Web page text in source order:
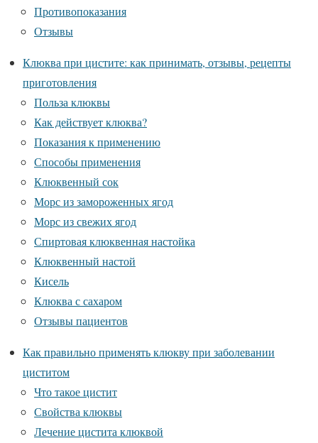
Противопоказания
Отзывы
Клюква при цистите: как принимать, отзывы, рецепты
приготовления
Польза клюквы
Как действует клюква?
Показания к применению
Способы применения
Клюквенный сок
Морс из замороженных ягод
Морс из свежих ягод
Спиртовая клюквенная настойка
Клюквенный настой
Кисель
Клюква с сахаром
Отзывы пациентов
Как правильно применять клюкву при заболевании
циститом
Что такое цистит
Свойства клюквы
Лечение цистита клюквой